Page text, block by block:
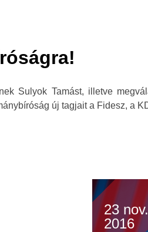
Sulyok Tamást, illetve
új tagjait a Fidesz, a
23 nov.
2016